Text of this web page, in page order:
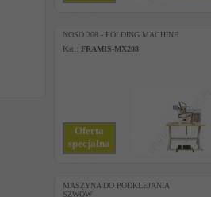
NOSO 208 - FOLDING MACHINE
Kat.: FRAMIS-MX208
Oferta
specjalna
MASZYNA DO PODKLEJANIA
SZWÓW